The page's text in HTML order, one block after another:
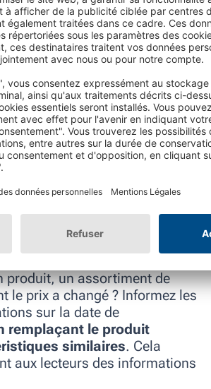
qui n'est plus d'actualité,mettez
ou en indiquant que la loi a
utilisé des recherches effectuées
de nouvelles données sont
données plus récentes qui
produit, un assortiment de
le prix a changé ? Informez les
sur la date de
remplaçant le produit
similaires. Cela
aux lecteurs des informations